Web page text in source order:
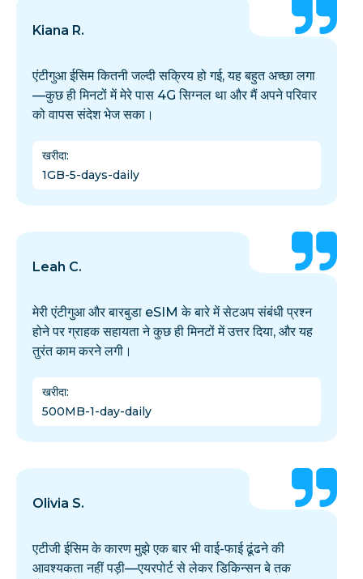
Kiana R.
एंटीगुआ ईसिम कितनी जल्दी सक्रिय हो गई, यह बहुत अच्छा लगा
—कुछ ही मिनटों में मेरे पास 4G सिग्नल था और मैं अपने परिवार
को वापस संदेश भेज सका।
खरीदा:
1GB-5-days-daily
Leah C.
मेरी एंटीगुआ और बारबुडा eSIM के बारे में सेटअप संबंधी प्रश्न
होने पर ग्राहक सहायता ने कुछ ही मिनटों में उत्तर दिया, और यह
तुरंत काम करने लगी।
खरीदा:
500MB-1-day-daily
Olivia S.
एटीजी ईसिम के कारण मुझे एक बार भी वाई-फाई ढूंढने की
आवश्यकता नहीं पड़ी—एयरपोर्ट से लेकर डिकिन्सन बे तक